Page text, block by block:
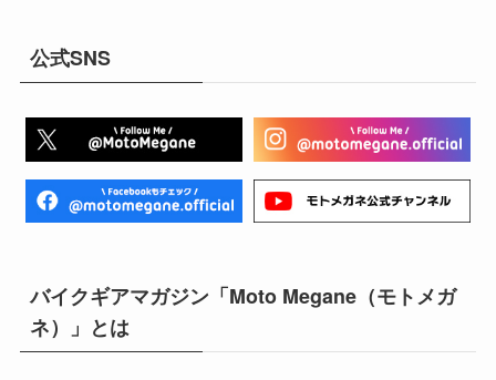
公式SNS
バイクギアマガジン「Moto Megane（モトメガ
ネ）」とは